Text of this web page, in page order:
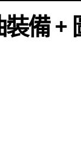
備 +